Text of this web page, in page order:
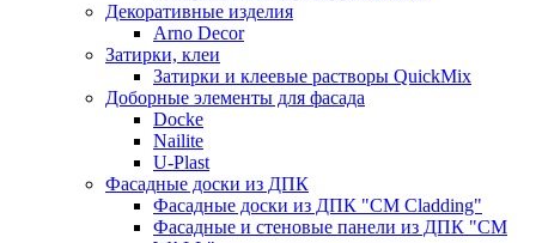
Декоративные изделия
Arno Decor
Затирки, клеи
Затирки и клеевые растворы QuickMix
Доборные элементы для фасада
Docke
Nailite
U-Plast
Фасадные доски из ДПК
Фасадные доски из ДПК "CM Cladding"
Фасадные и стеновые панели из ДПК "CM